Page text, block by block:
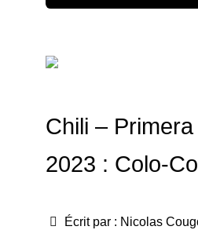
Chili –
2023 : Colo-
Écrit par : Nicolas